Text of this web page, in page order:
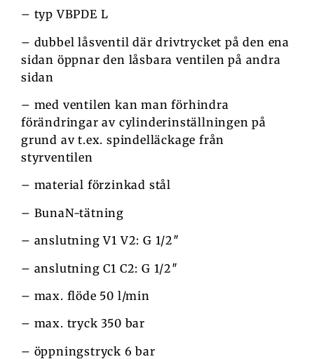
– typ VBPDE L
– dubbel låsventil där drivtrycket på den ena
sidan öppnar den låsbara ventilen på andra
sidan
– med ventilen kan man förhindra
förändringar av cylinderinställningen på
grund av t.ex. spindelläckage från
styrventilen
– material förzinkad stål
– BunaN-tätning
– anslutning V1 V2: G 1/2″
– anslutning C1 C2: G 1/2″
– max. flöde 50 l/min
– max. tryck 350 bar
– öppningstryck 6 bar